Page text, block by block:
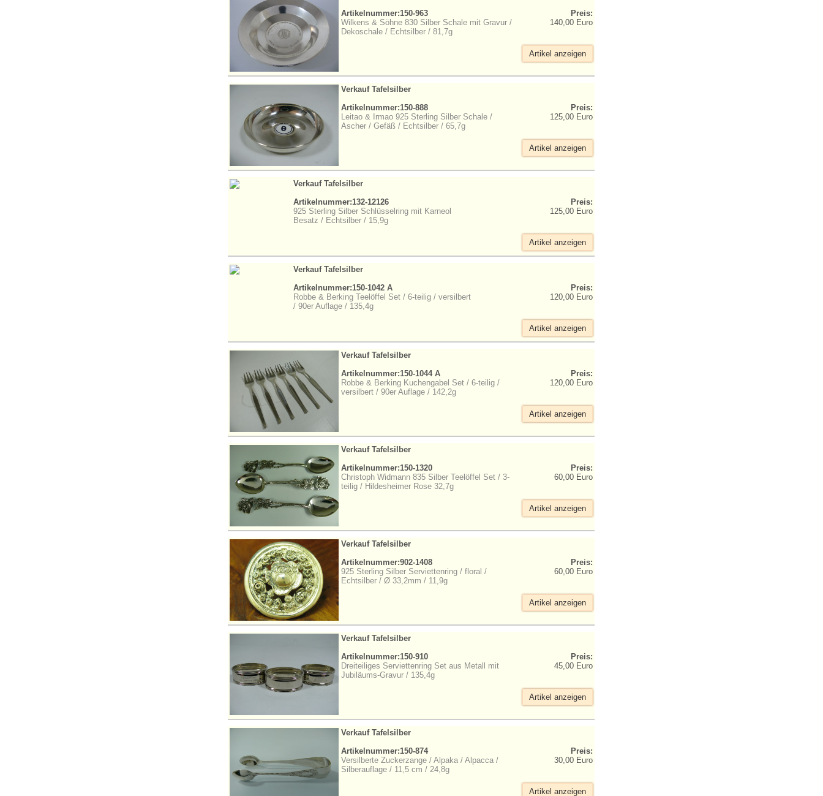
Artikelnummer:150-963
Wilkens & Söhne 830 Silber Schale mit Gravur /
Dekoschale / Echtsilber / 81,7g
Preis:
140,00 Euro
Artikel anzeigen
Verkauf Tafelsilber
Artikelnummer:150-888
Leitao & Irmao 925 Sterling Silber Schale /
Ascher / Gefäß / Echtsilber / 65,7g
Preis:
125,00 Euro
Artikel anzeigen
Verkauf Tafelsilber
Artikelnummer:132-12126
925 Sterling Silber Schlüsselring mit Karneol
Besatz / Echtsilber / 15,9g
Preis:
125,00 Euro
Artikel anzeigen
Verkauf Tafelsilber
Artikelnummer:150-1042 A
Robbe & Berking Teelöffel Set / 6-teilig / versilbert
/ 90er Auflage / 135,4g
Preis:
120,00 Euro
Artikel anzeigen
Verkauf Tafelsilber
Artikelnummer:150-1044 A
Robbe & Berking Kuchengabel Set / 6-teilig /
versilbert / 90er Auflage / 142,2g
Preis:
120,00 Euro
Artikel anzeigen
Verkauf Tafelsilber
Artikelnummer:150-1320
Christoph Widmann 835 Silber Teelöffel Set / 3-
teilig / Hildesheimer Rose 32,7g
Preis:
60,00 Euro
Artikel anzeigen
Verkauf Tafelsilber
Artikelnummer:902-1408
925 Sterling Silber Serviettenring / floral /
Echtsilber / Ø 33,2mm / 11,9g
Preis:
60,00 Euro
Artikel anzeigen
Verkauf Tafelsilber
Artikelnummer:150-910
Dreiteiliges Serviettenring Set aus Metall mit
Jubiläums-Gravur / 135,4g
Preis:
45,00 Euro
Artikel anzeigen
Verkauf Tafelsilber
Artikelnummer:150-874
Versilberte Zuckerzange / Alpaka / Alpacca /
Silberauflage / 11,5 cm / 24,8g
Preis:
30,00 Euro
Artikel anzeigen